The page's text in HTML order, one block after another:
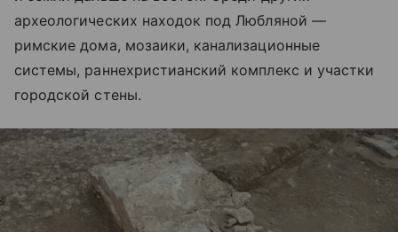
археологических находок под Любляной —
римские дома, мозаики, канализационные
системы, раннехристианский комплекс и участки
городской стены.